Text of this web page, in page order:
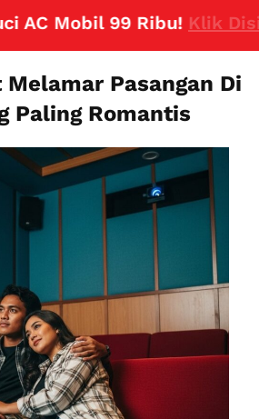
Mobil 99 Ribu!Klik Disini
Pasangan Di
Paling Romantis